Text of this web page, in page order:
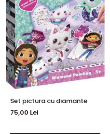
Set pictura cu diamante
75,00 Lei